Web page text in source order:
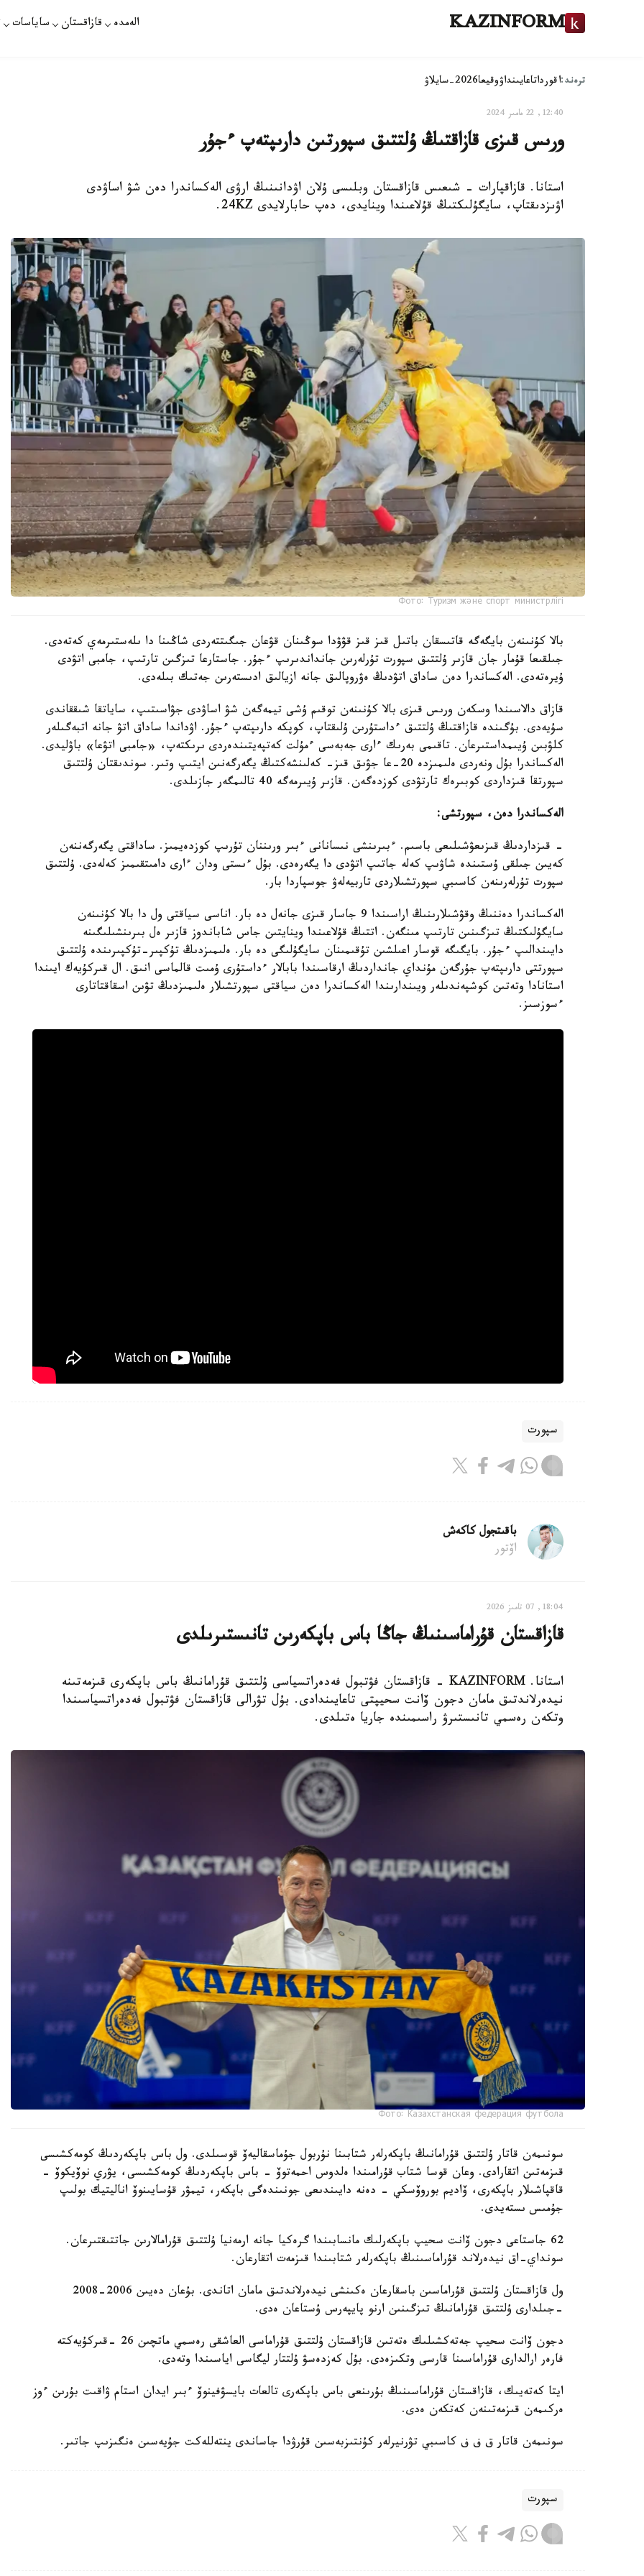
KAZINFORM الەمدە قازاقستان ساياسات
ترەند:اقورداتاعايىنداۋوقيعا2026-سايلاۋ
12:40, 22 مامىر 2024
ورىس قىزى قازاقتىڭ ۇلتتىق سپورتىن دارىپتەپ ءجۇر
استانا. قازاقپارات - شىعىس قازاقستان وبلىسى ۇلان اۋدانىنىڭ ارۋى الەكساندرا دەن شۋ اساۋدى
اۋىزدىقتاپ، سايگۇلىكتىڭ قۇلاعىندا وينايدى، دەپ حابارلايدى 24KZ.
Фото: Туризм және спорт министрлігі
بالا كۇنىنەن بايگەگە قاتىسقان باتىل قىز قىز قۋۋدا سوڭىنان قۋعان جىگىتتەردى شاڭىنا دا ىلەستىرمەي كەتەدى.
جىلقىعا قۇمار جان قازىر ۇلتتىق سپورت تۇرلەرىن جانداندىرىپ ءجۇر. جاستارعا تىزگىن تارتىپ، جامبى اتۋدى
ۇيرەتەدى. الەكساندرا دەن ساداق اتۋدىڭ ەۋروپالىق جانە ازيالىق ادىستەرىن جەتىك بىلەدى.
قازاق دالاسىندا وسكەن ورىس قىزى بالا كۇنىنەن توقىم ۇشى تيمەگەن شۋ اساۋدى جۋاسىتىپ، ساياتقا شىققاندى
سۇيەدى. بۇگىندە قازاقتىڭ ۇلتتىق ءداستۇرىن ۇلىقتاپ، كوپكە دارىپتەپ ءجۇر. اۋداندا ساداق اتۋ جانە اتبەگىلەر
كلۋبىن ۇيىمداستىرعان. تاقىمى بەرىك ءارى جەبەسى ءمۇلت كەتپەيتىندەردى ىرىكتەپ، «جامبى اتۋعا» باۋليدى.
الەكساندرا بۇل ونەردى ەلىمىزدە 20-عا جۋىق قىز- كەلىنشەكتىڭ يگەرگەنىن ايتىپ وتىر. سوندىقتان ۇلتتىق
سپورتقا قىزداردى كوبىرەك تارتۋدى كوزدەگەن. قازىر ۇيىرمەگە 40 تالىمگەر جازىلدى.
الەكساندرا دەن، سپورتشى:
- قىزداردىڭ قىزىعۋشىلىعى باسىم. ءبىرىنشى نىسانانى ءبىر ورىننان تۇرىپ كوزدەيمىز. ساداقتى يگەرگەننەن
كەيىن جىلقى ۇستىندە شاۋىپ كەلە جاتىپ اتۋدى دا يگەرەدى. بۇل ءىستى ودان ءارى دامىتقىمىز كەلەدى. ۇلتتىق
سپورت تۇرلەرىنەن كاسىبي سپورتشىلاردى تاربيەلەۋ جوسپاردا بار.
الەكساندرا دەننىڭ وقۋشىلارىنىڭ اراسىندا 9 جاسار قىزى جانەل دە بار. اناسى سياقتى ول دا بالا كۇنىنەن
سايگۇلىكتىڭ تىزگىنىن تارتىپ مىنگەن. اتتىڭ قۇلاعىندا وينايتىن جاس شاباندوز قازىر ەل بىرىنشىلىگىنە
دايىندالىپ ءجۇر. بايگىگە قوسار اعىلشىن تۇقىمىنان سايگۇلىگى دە بار. ەلىمىزدىڭ تۇكپىر-تۇكپىرىندە ۇلتتىق
سپورتتى دارىپتەپ جۇرگەن مۇنداي جانداردىڭ ارقاسىندا بابالار ءداستۇرى ۇمىت قالماسى انىق. ال قىركۇيەك ايىندا
استانادا وتەتىن كوشپەندىلەر ويىندارىندا الەكساندرا دەن سياقتى سپورتشىلار ەلىمىزدىڭ تۋىن اسقاقتاتارى
ءسوزسىز.
سپورت
باقىتجول كاكەش
اۆتور
18:04, 07 تامىز 2026
قازاقستان قۇراماسىنىڭ جاڭا باس باپكەرىن تانىستىرىلدى
استانا. KAZINFORM - قازاقستان فۋتبول فەدەراتسياسى ۇلتتىق قۇرامانىڭ باس باپكەرى قىزمەتىنە
نيدەرلاندتىق مامان دجون ۆانت سحيپتى تاعايىندادى. بۇل تۋرالى قازاقستان فۋتبول فەدەراتسياسىندا
وتكەن رەسمي تانىستىرۋ راسىمىندە جاريا ەتىلدى.
Фото: Казахстанская федерация футбола
سونىمەن قاتار ۇلتتىق قۇرامانىڭ باپكەرلەر شتابىنا نۇربول جۇماسقاليەۆ قوسىلدى. ول باس باپكەردىڭ كومەكشىسى
قىزمەتىن اتقارادى. وعان قوسا شتاب قۇرامىندا ەلدوس احمەتوۆ - باس باپكەردىڭ كومەكشىسى، يۋري نوۆيكوۆ -
قاقپاشىلار باپكەرى، ۆاديم بوروۆسكي - دەنە دايىندىعى جونىندەگى باپكەر، تيمۋر قۇسايىنوۆ اناليتيك بولىپ
جۇمىس ىستەيدى.
62 جاستاعى دجون ۆانت سحيپ باپكەرلىك مانسابىندا گرەكيا جانە ارمەنيا ۇلتتىق قۇرامالارىن جاتتىقتىرعان.
سونداي-اق نيدەرلاند قۇراماسىنىڭ باپكەرلەر شتابىندا قىزمەت اتقارعان.
ول قازاقستان ۇلتتىق قۇراماسىن باسقارعان ەكىنشى نيدەرلاندتىق مامان اتاندى. بۇعان دەيىن 2006-2008
-جىلدارى ۇلتتىق قۇرامانىڭ تىزگىنىن ارنو پايپەرس ۇستاعان ەدى.
دجون ۆانت سحيپ جەتەكشىلىك ەتەتىن قازاقستان ۇلتتىق قۇراماسى العاشقى رەسمي ماتچىن 26 -قىركۇيەكتە
فارەر ارالدارى قۇراماسىنا قارسى وتكىزەدى. بۇل كەزدەسۋ ۇلتتار ليگاسى اياسىندا وتەدى.
ايتا كەتەيىك، قازاقستان قۇراماسىنىڭ بۇرىنعى باس باپكەرى تالعات بايسۋفينوۆ ءبىر ايدان استام ۋاقىت بۇرىن ءوز
ەركىمەن قىزمەتىنەن كەتكەن ەدى.
سونىمەن قاتار ق ف ف كاسىبي تۋرنيرلەر كۇنتىزبەسىن قۇرۋدا جاساندى ينتەللەكت جۇيەسىن ەنگىزىپ جاتىر.
سپورت